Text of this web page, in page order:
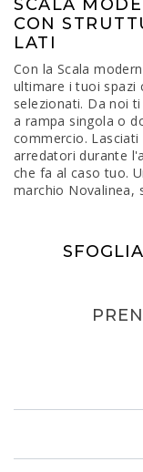
SCALA
CON
LATI
Con la Scala
ultimare i tuoi spazi
selezionati. Da noi
a rampa singola o
commercio. Lasciati
arredatori durante
che fa al caso tuo.
marchio Novalinea,